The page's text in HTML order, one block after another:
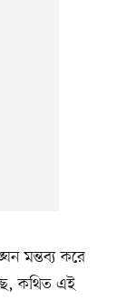
মন্তব্য করে
কথিত এই